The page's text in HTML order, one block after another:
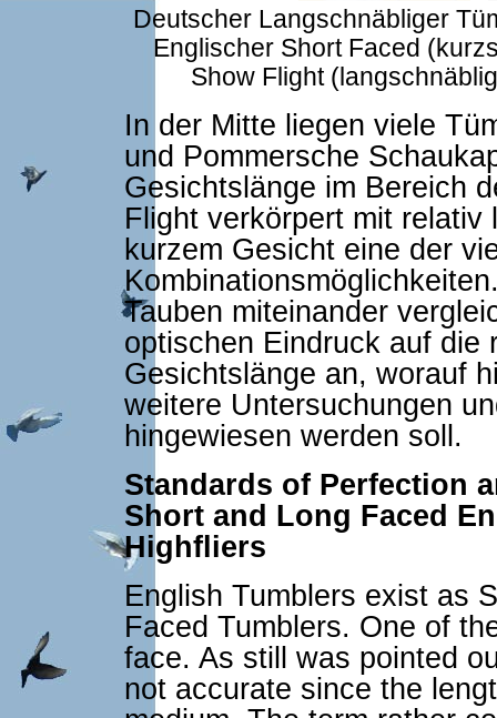
Deutscher Langschnäbliger
Englischer Short Faced
Show Flight
In der Mitte liegen viele
und Pommersche
Gesichtslänge im Bereich
Flight verkörpert mit relativ
kurzem Gesicht eine der
Tauben miteinander
optischen Eindruck auf die
Gesichtslänge an, worauf
weitere Untersuchungen
hingewiesen werden soll.
Standards of Perfection
Short and Long Faced
Highfliers
English Tumblers exist as
Faced Tumblers. One of
face. As still was pointed
not accurate since the